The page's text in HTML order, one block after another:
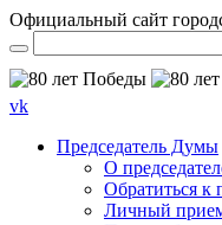
Официальный сайт
vk
Председатель Думы
О
Обратиться к
Личный